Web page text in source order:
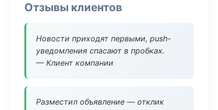
Отзывы клиентов
Новости приходят первыми, push-
уведомления спасают в пробках.
— Клиент компании
Разместил объявление — отклик